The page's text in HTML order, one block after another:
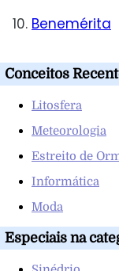
Benemérita
Conceitos
Litosfera
Meteorologia
Estreito de
Informática
Moda
Especiais na